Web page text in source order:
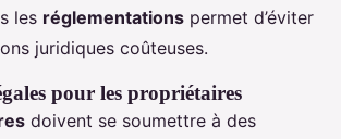
les réglementations permet d’éviter
juridiques coûteuses.
pour les propriétaires
doivent se soumettre à des